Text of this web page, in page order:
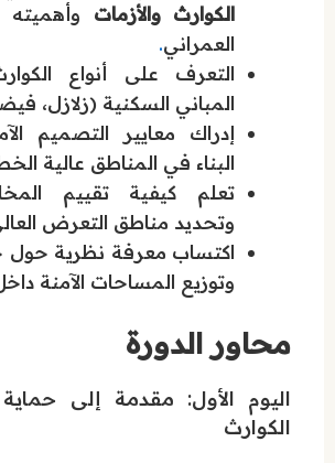
الكوارث والأزمات
العمراني.
التعرف على أنواع
المباني السكنية (زلازل،
إدراك معايير التصميم
البناء في المناطق عالية
تعلم كيفية تقييم
وتحديد مناطق التعرض
اكتساب معرفة نظرية حول
وتوزيع المساحات الآمنة
محاور الدورة
اليوم الأول: مقدمة إلى
الكوارث